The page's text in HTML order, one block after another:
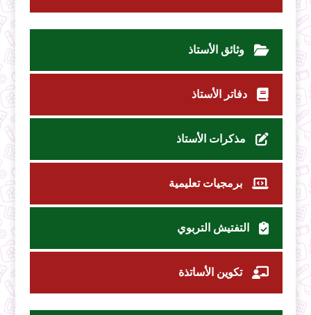
وثائق الأستاذ
دفاتر الأستاذ
مذكرات الأستاذ
برمجيات تعليمية
التفتيش التربوي
تكوين الأساتذة